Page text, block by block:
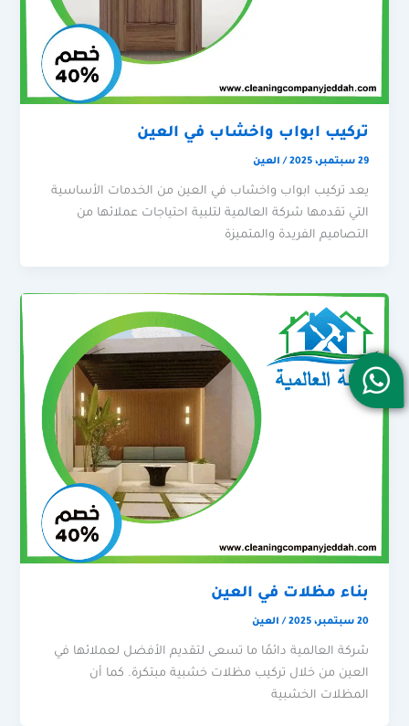
تركيب ابواب واخشاب في العين
29 سبتمبر، 2025 / العين
يعد تركيب ابواب واخشاب في العين من الخدمات الأساسية
التي تقدمها شركة العالمية لتلبية احتياجات عملائها من
التصاميم الفريدة والمتميزة
بناء مظلات في العين
20 سبتمبر، 2025 / العين
شركة العالمية دائمًا ما تسعى لتقديم الأفضل لعملائها في
العين من خلال تركيب مظلات خشبية مبتكرة. كما أن
المظلات الخشبية